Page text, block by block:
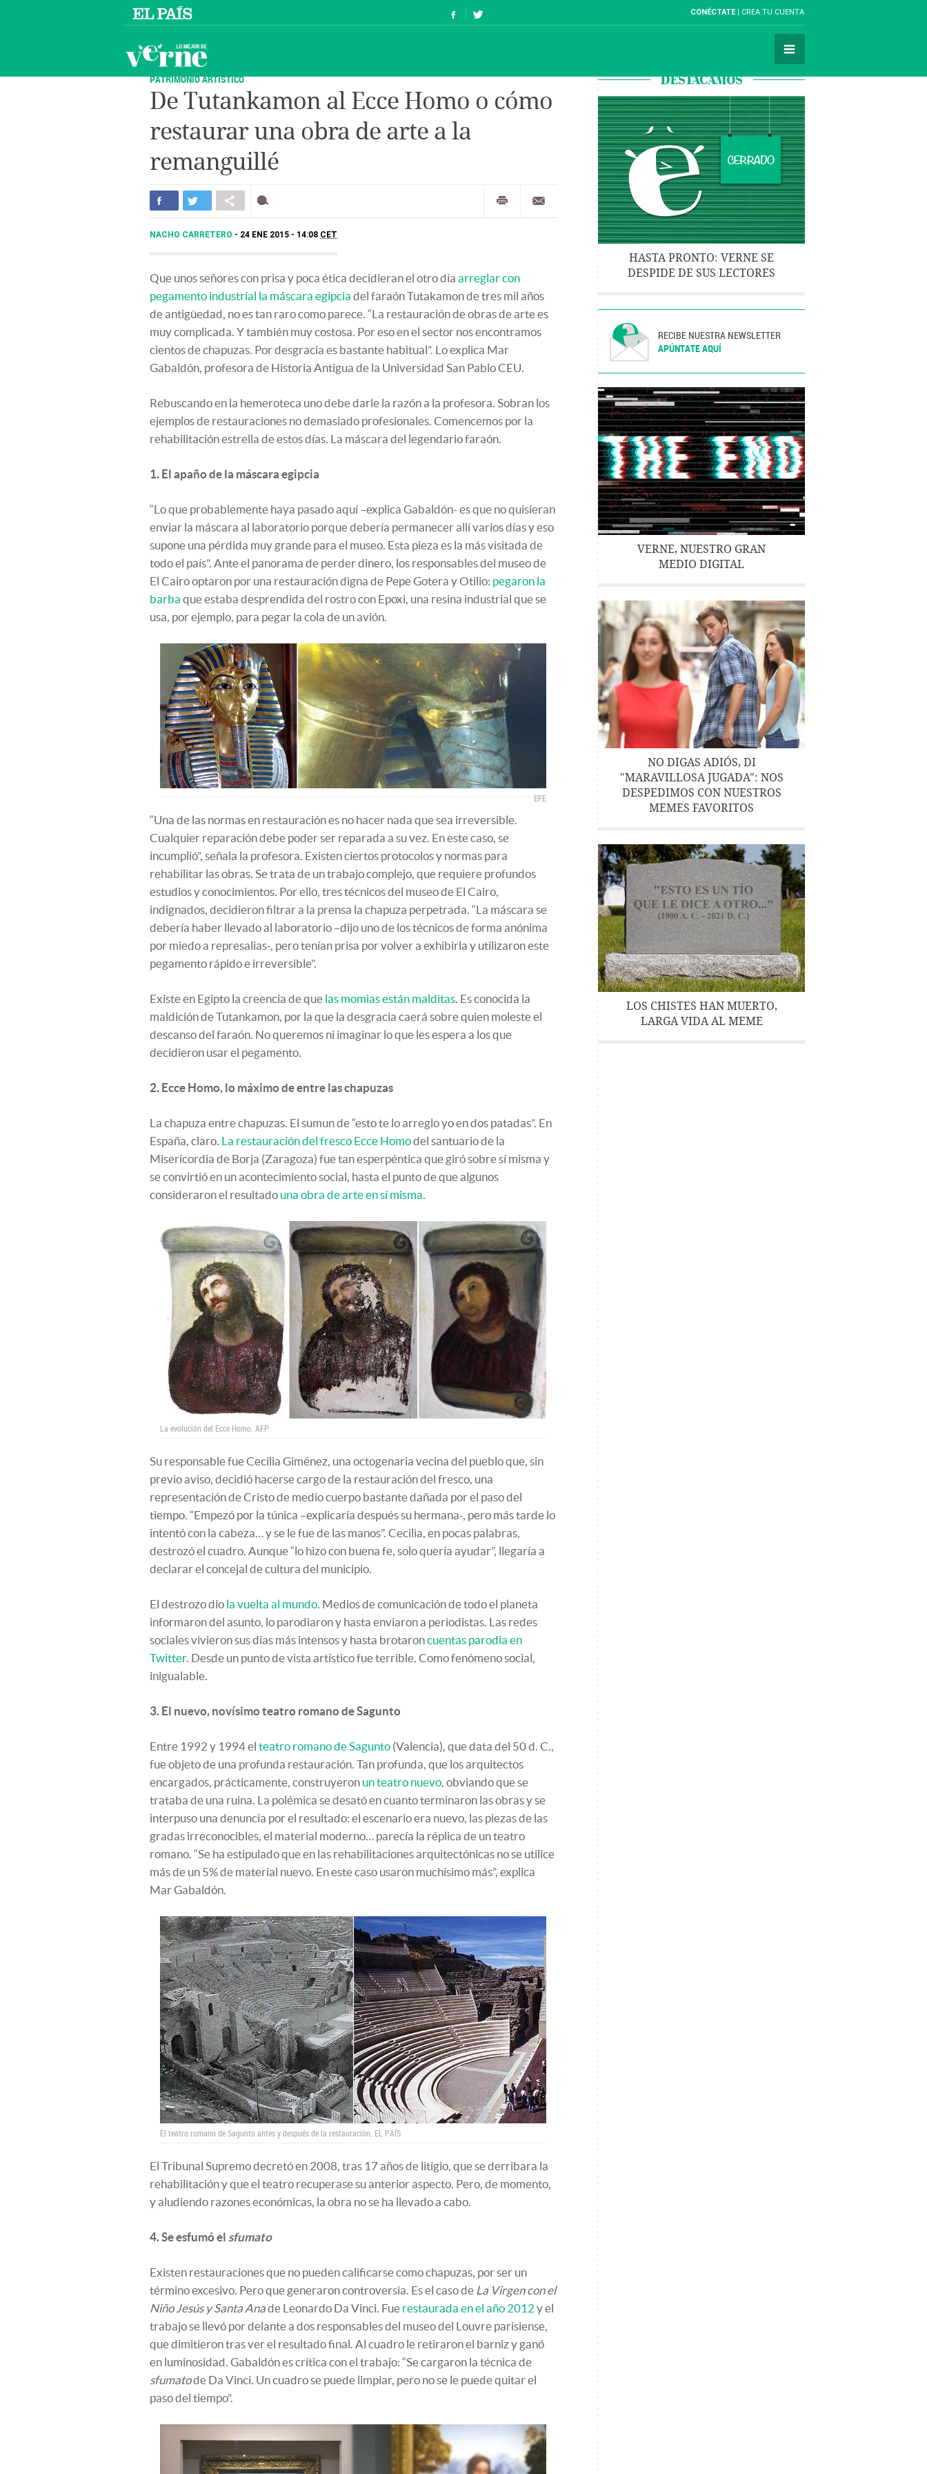
CONÉCTATE CREA TU CUENTA
PATRIMONIO ARTÍSTICO
De Tutankamon al Ecce Homo o cómo
restaurar una obra de arte a la
remanguillé
NACHO CARRETERO 24 ENE 2015 - 14:08 CET
Que unos señores con prisa y poca ética decidieran el otro día arreglar con
pegamento industrial la máscara egipcia del faraón Tutakamon de tres mil años
de antigüedad, no es tan raro como parece. “La restauración de obras de arte es
muy complicada. Y también muy costosa. Por eso en el sector nos encontramos
cientos de chapuzas. Por desgracia es bastante habitual”. Lo explica Mar
Gabaldón, profesora de Historia Antigua de la Universidad San Pablo CEU.
Rebuscando en la hemeroteca uno debe darle la razón a la profesora. Sobran los
ejemplos de restauraciones no demasiado profesionales. Comencemos por la
rehabilitación estrella de estos días. La máscara del legendario faraón.
1. El apaño de la máscara egipcia
“Lo que probablemente haya pasado aquí –explica Gabaldón- es que no quisieran
enviar la máscara al laboratorio porque debería permanecer allí varios días y eso
supone una pérdida muy grande para el museo. Esta pieza es la más visitada de
todo el país”. Ante el panorama de perder dinero, los responsables del museo de
El Cairo optaron por una restauración digna de Pepe Gotera y Otilio: pegaron la
barba que estaba desprendida del rostro con Epoxi, una resina industrial que se
usa, por ejemplo, para pegar la cola de un avión.
EFE
“Una de las normas en restauración es no hacer nada que sea irreversible.
Cualquier reparación debe poder ser reparada a su vez. En este caso, se
incumplió”, señala la profesora. Existen ciertos protocolos y normas para
rehabilitar las obras. Se trata de un trabajo complejo, que requiere profundos
estudios y conocimientos. Por ello, tres técnicos del museo de El Cairo,
indignados, decidieron filtrar a la prensa la chapuza perpetrada. “La máscara se
debería haber llevado al laboratorio –dijo uno de los técnicos de forma anónima
por miedo a represalias-, pero tenían prisa por volver a exhibirla y utilizaron este
pegamento rápido e irreversible”.
Existe en Egipto la creencia de que las momias están malditas. Es conocida la
maldición de Tutankamon, por la que la desgracia caerá sobre quien moleste el
descanso del faraón. No queremos ni imaginar lo que les espera a los que
decidieron usar el pegamento.
2. Ecce Homo, lo máximo de entre las chapuzas
La chapuza entre chapuzas. El sumun de “esto te lo arreglo yo en dos patadas”. En
España, claro. La restauración del fresco Ecce Homodel santuario de la
Misericordia de Borja (Zaragoza) fue tan esperpéntica que giró sobre sí misma y
se convirtió en un acontecimiento social, hasta el punto de que algunos
consideraron el resultado una obra de arte en sí misma.
La evolución del Ecce Homo. AFP
Su responsable fue Cecilia Giménez, una octogenaria vecina del pueblo que, sin
previo aviso, decidió hacerse cargo de la restauración del fresco, una
representación de Cristo de medio cuerpo bastante dañada por el paso del
tiempo. “Empezó por la túnica –explicaría después su hermana-, pero más tarde lo
intentó con la cabeza… y se le fue de las manos”. Cecilia, en pocas palabras,
destrozó el cuadro. Aunque “lo hizo con buena fe, solo quería ayudar”, llegaría a
declarar el concejal de cultura del municipio.
El destrozo dio la vuelta al mundo. Medios de comunicación de todo el planeta
informaron del asunto, lo parodiaron y hasta enviaron a periodistas. Las redes
sociales vivieron sus días más intensos y hasta brotaroncuentas parodia en
Twitter. Desde un punto de vista artístico fue terrible. Como fenómeno social,
inigualable.
3. El nuevo, novísimo teatro romano de Sagunto
Entre 1992 y 1994 el teatro romano de Sagunto (Valencia), que data del 50 d. C.,
fue objeto de una profunda restauración. Tan profunda, que los arquitectos
encargados, prácticamente, construyeron un teatro nuevo, obviando que se
trataba de una ruina. La polémica se desató en cuanto terminaron las obras y se
interpuso una denuncia por el resultado: el escenario era nuevo, las piezas de las
gradas irreconocibles, el material moderno… parecía la réplica de un teatro
romano. “Se ha estipulado que en las rehabilitaciones arquitectónicas no se utilice
más de un 5% de material nuevo. En este caso usaron muchísimo más”, explica
Mar Gabaldón.
El teatro romano de Sagunto antes y después de la restauración. EL PAÍS
El Tribunal Supremo decretó en 2008, tras 17 años de litigio, que se derribara la
rehabilitación y que el teatro recuperase su anterior aspecto. Pero, de momento,
y aludiendo razones económicas, la obra no se ha llevado a cabo.
4. Se esfumó el sfumato
Existen restauraciones que no pueden calificarse como chapuzas, por ser un
término excesivo. Pero que generaron controversia. Es el caso de La Virgen con el
Niño Jesús y Santa Anade Leonardo Da Vinci. Fue restaurada en el año 2012 y el
trabajo se llevó por delante a dos responsables del museo del Louvre parisiense,
que dimitieron tras ver el resultado final. Al cuadro le retiraron el barniz y ganó
en luminosidad. Gabaldón es crítica con el trabajo: “Se cargaron la técnica de
sfumatode Da Vinci. Un cuadro se puede limpiar, pero no se le puede quitar el
paso del tiempo”.
DESTACAMOS
HASTA PRONTO: VERNE SE
DESPIDE DE SUS LECTORES
RECIBE NUESTRA NEWSLETTER
APÚNTATE AQUÍ
VERNE, NUESTRO GRAN
MEDIO DIGITAL
NO DIGAS ADIÓS, DI
"MARAVILLOSA JUGADA": NOS
DESPEDIMOS CON NUESTROS
MEMES FAVORITOS
LOS CHISTES HAN MUERTO,
LARGA VIDA AL MEME